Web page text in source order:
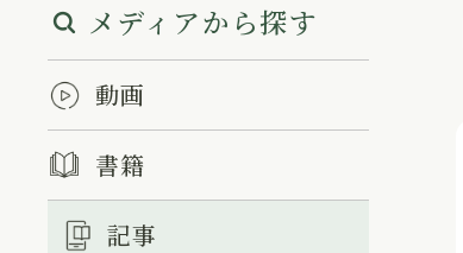
メディアから探す
動画
書籍
記事